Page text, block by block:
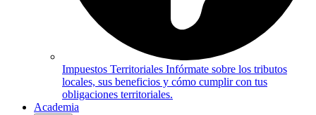
Impuestos Territoriales Infórmate sobre los tributos
locales, sus beneficios y cómo cumplir con tus
obligaciones territoriales.
Academia